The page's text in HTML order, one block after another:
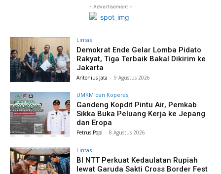
- Advertisement -
Lintas
Demokrat Ende Gelar Lomba Pidato
Rakyat, Tiga Terbaik Bakal Dikirim ke
Jakarta
Antonius Jata - 9 Agustus 2026
UMKM dan Koperasi
Gandeng Kopdit Pintu Air, Pemkab
Sikka Buka Peluang Kerja ke Jepang
dan Eropa
Petrus Popi - 8 Agustus 2026
Lintas
BI NTT Perkuat Kedaulatan Rupiah
lewat Garuda Sakti Cross Border Fest